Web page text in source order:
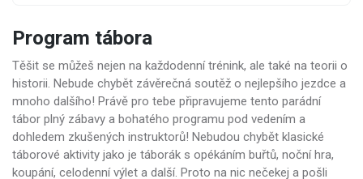
Program tábora
Těšit se můžeš nejen na každodenní trénink, ale také na teorii o
historii. Nebude chybět závěrečná soutěž o nejlepšího jezdce a
mnoho dalšího! Právě pro tebe připravujeme tento parádní
tábor plný zábavy a bohatého programu pod vedením a
dohledem zkušených instruktorů! Nebudou chybět klasické
táborové aktivity jako je táborák s opékáním buřtů, noční hra,
koupání, celodenní výlet a další. Proto na nic nečekej a pošli